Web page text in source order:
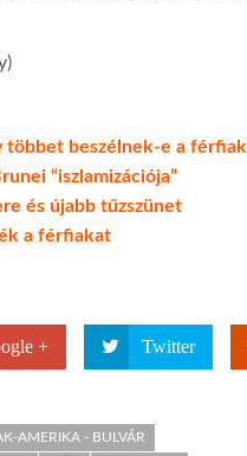
többet beszélnek-e a férfiak
“iszlamizációja”
és újabb tűzszünet
a férfiakat
+ Twitter
AMERIKA - BULVÁR